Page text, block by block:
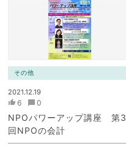
その他
2021.12.19
6 0
NPOパワーアップ講座 第3
回NPOの会計